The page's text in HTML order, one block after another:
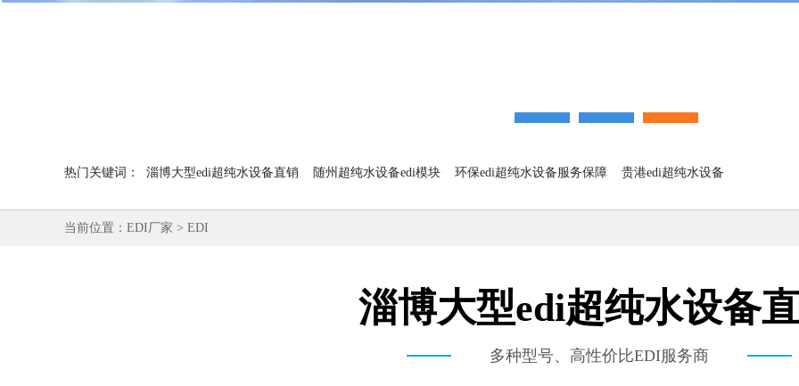
热门关键词： 淄博大型edi超纯水设备直销 随州超纯水设备edi模块 环保edi超纯水设备服务保障 贵港edi超纯水设备
当前位置： EDI厂家 > EDI
淄博大型edi超纯水设备
多种型号、高性价比EDI服务商